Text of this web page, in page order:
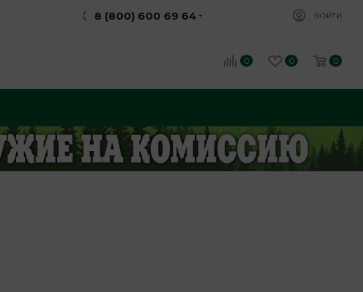
8 (800) 600 69 64 ВОЙТИ
0 0 0